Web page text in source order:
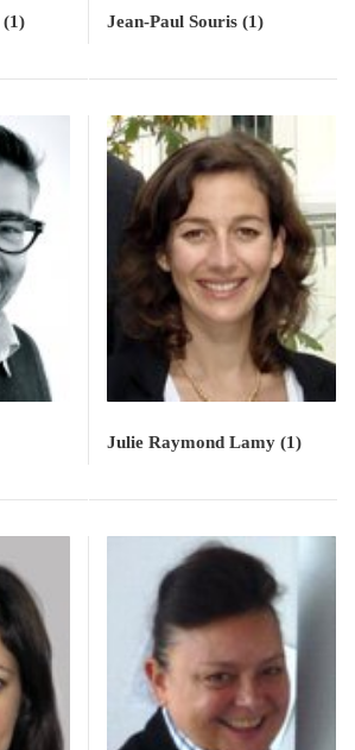
(1) Jean-Paul Souris (1)
Julie Raymond Lamy (1)